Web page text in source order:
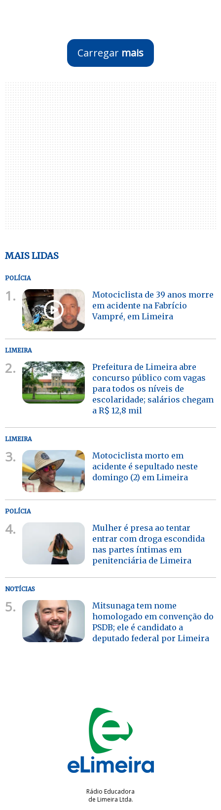
Carregar mais
MAIS LIDAS
POLÍCIA
1.
Motociclista de 39 anos morre
em acidente na Fabrício
Vampré, em Limeira
LIMEIRA
2.
Prefeitura de Limeira abre
concurso público com vagas
para todos os níveis de
escolaridade; salários chegam
a R$ 12,8 mil
LIMEIRA
3.
Motociclista morto em
acidente é sepultado neste
domingo (2) em Limeira
POLÍCIA
4.
Mulher é presa ao tentar
entrar com droga escondida
nas partes íntimas em
penitenciária de Limeira
NOTÍCIAS
5.
Mitsunaga tem nome
homologado em convenção do
PSDB; ele é candidato a
deputado federal por Limeira
Rádio Educadora
de Limeira Ltda.